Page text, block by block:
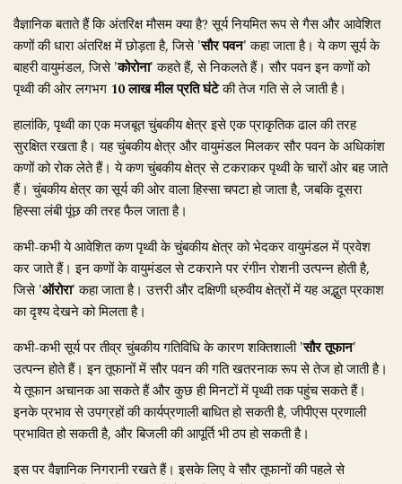
वैज्ञानिक बताते हैं कि अंतरिक्ष मौसम क्या है? सूर्य नियमित रूप से गैस और आवेशित
कणों की धारा अंतरिक्ष में छोड़ता है, जिसे'सौर पवन'कहा जाता है। ये कण सूर्य के
बाहरी वायुमंडल, जिसे'कोरोना'कहते हैं, से निकलते हैं। सौर पवन इन कणों को
पृथ्वी की ओर लगभग 10 लाख मील प्रति घंटेकी तेज गति से ले जाती है।
हालांकि, पृथ्वी का एक मजबूत चुंबकीय क्षेत्र इसे एक प्राकृतिक ढाल की तरह
सुरक्षित रखता है। यह चुंबकीय क्षेत्र और वायुमंडल मिलकर सौर पवन के अधिकांश
कणों को रोक लेते हैं। ये कण चुंबकीय क्षेत्र से टकराकर पृथ्वी के चारों ओर बह जाते
हैं। चुंबकीय क्षेत्र का सूर्य की ओर वाला हिस्सा चपटा हो जाता है, जबकि दूसरा
हिस्सा लंबी पूंछ की तरह फैल जाता है।
कभी-कभी ये आवेशित कण पृथ्वी के चुंबकीय क्षेत्र को भेदकर वायुमंडल में प्रवेश
कर जाते हैं। इन कणों के वायुमंडल से टकराने पर रंगीन रोशनी उत्पन्न होती है,
जिसे'ऑरोरा'कहा जाता है। उत्तरी और दक्षिणी ध्रुवीय क्षेत्रों में यह अद्भुत प्रकाश
का दृश्य देखने को मिलता है।
कभी-कभी सूर्य पर तीव्र चुंबकीय गतिविधि के कारण शक्तिशाली'सौर तूफान'
उत्पन्न होते हैं। इन तूफानों में सौर पवन की गति खतरनाक रूप से तेज हो जाती है।
ये तूफान अचानक आ सकते हैं और कुछ ही मिनटों में पृथ्वी तक पहुंच सकते हैं।
इनके प्रभाव से उपग्रहों की कार्यप्रणाली बाधित हो सकती है, जीपीएस प्रणाली
प्रभावित हो सकती है, और बिजली की आपूर्ति भी ठप हो सकती है।
इस पर वैज्ञानिक निगरानी रखते हैं। इसके लिए वे सौर तूफानों की पहले से